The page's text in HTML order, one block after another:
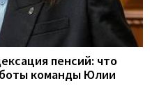
пенсий: что
команды Юлии